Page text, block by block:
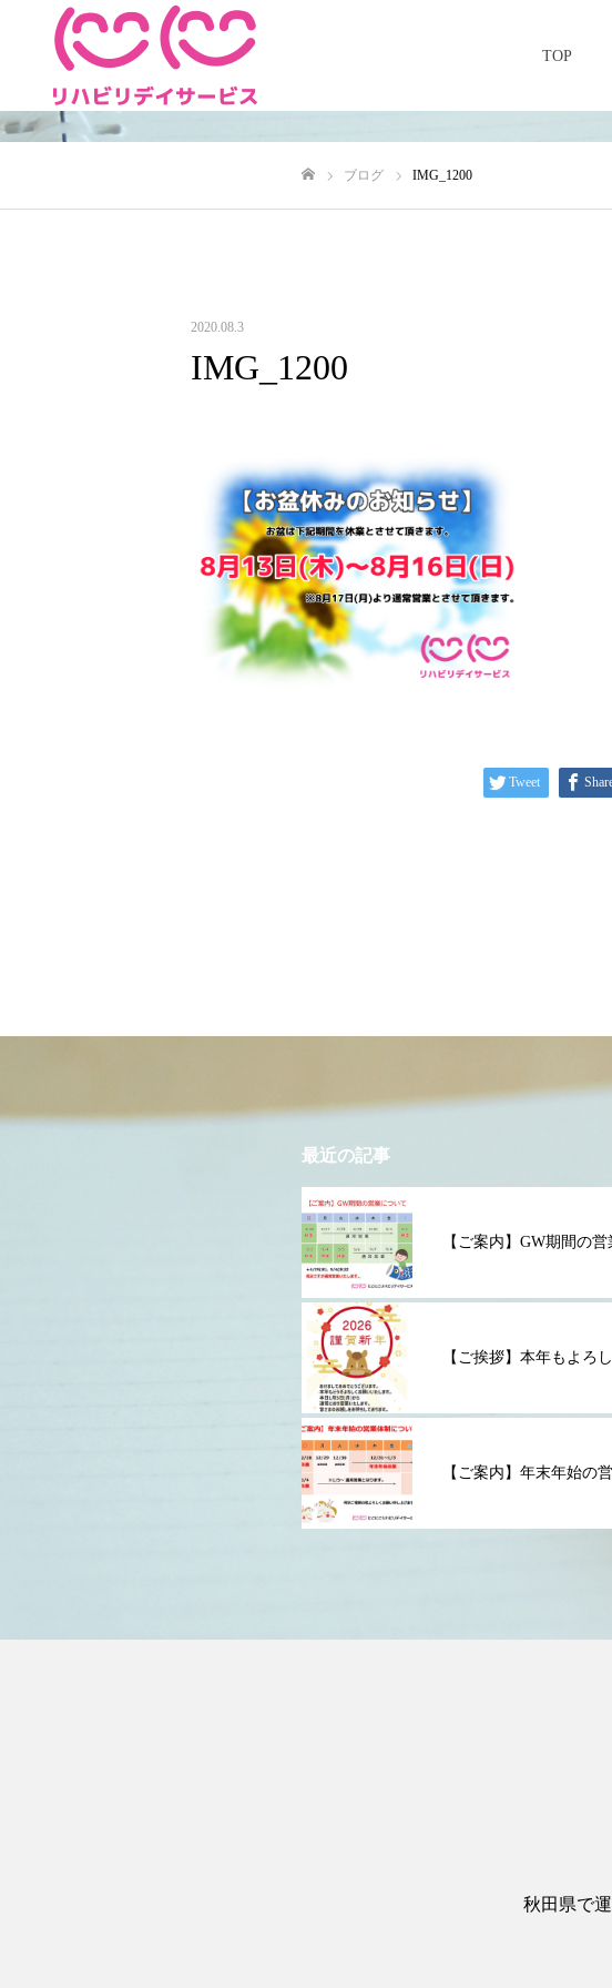
TOP
Warning: Undefined variable $cat_id in
ブログ IMG_1200
2020.08.3
IMG_1200
Tweet
最近の記事
【ご案内】GW期間の
【ご挨拶】本年もよろ
【ご案内】年末年始の
秋田県で